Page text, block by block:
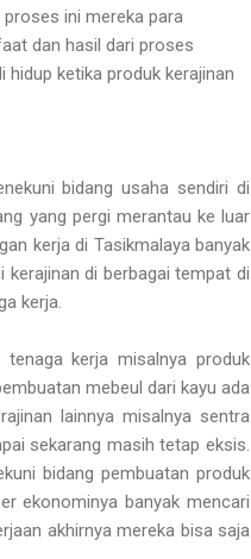
ini mereka para
dan hasil dari proses
ketika produk kerajinan
bidang usaha sendiri di
yang pergi merantau ke luar
kerja di Tasikmalaya banyak
di berbagai tempat di
kerja.
kerja misalnya produk
mebeul dari kayu ada
lainnya misalnya sentra
sekarang masih tetap eksis.
bidang pembuatan produk
ekonominya banyak mencari
akhirnya mereka bisa saja